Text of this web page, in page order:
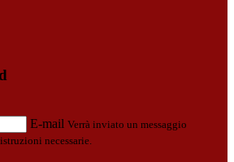
E-mail Verrà inviato un messaggio
necessarie.